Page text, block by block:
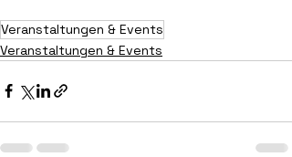
Veranstaltungen & Events
Veranstaltungen & Events